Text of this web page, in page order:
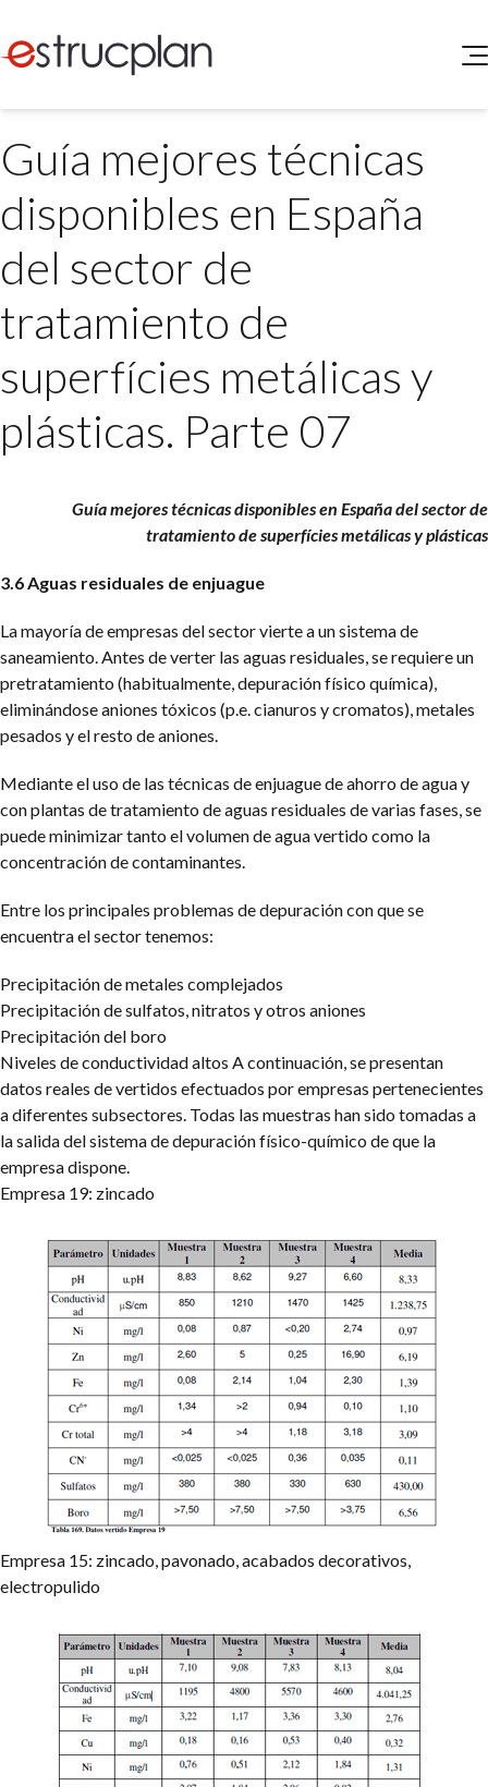
SERVICIOS
Higiene y Seguridad
Medio Ambiente
Legislación
INGRESAR
Portal de Clientes
Matriz Premium
Matriz Profesional
Guía mejores técnicas
disponibles en España
del sector de
tratamiento de
superfícies metálicas y
plásticas. Parte 07
Guía mejores técnicas disponibles en España del sector de
tratamiento de superfícies metálicas y plásticas
3.6 Aguas residuales de enjuague
La mayoría de empresas del sector vierte a un sistema de
saneamiento. Antes de verter las aguas residuales, se requiere un
pretratamiento (habitualmente, depuración físico química),
eliminándose aniones tóxicos (p.e. cianuros y cromatos), metales
pesados y el resto de aniones.
Mediante el uso de las técnicas de enjuague de ahorro de agua y
con plantas de tratamiento de aguas residuales de varias fases, se
puede minimizar tanto el volumen de agua vertido como la
concentración de contaminantes.
Entre los principales problemas de depuración con que se
encuentra el sector tenemos:
Precipitación de metales complejados
Precipitación de sulfatos, nitratos y otros aniones
Precipitación del boro
Niveles de conductividad altos A continuación, se presentan
datos reales de vertidos efectuados por empresas pertenecientes
a diferentes subsectores. Todas las muestras han sido tomadas a
la salida del sistema de depuración físico-químico de que la
empresa dispone.
Empresa 19: zincado
Empresa 15: zincado, pavonado, acabados decorativos,
electropulido